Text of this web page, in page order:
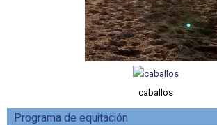
caballos
Programa de equitación